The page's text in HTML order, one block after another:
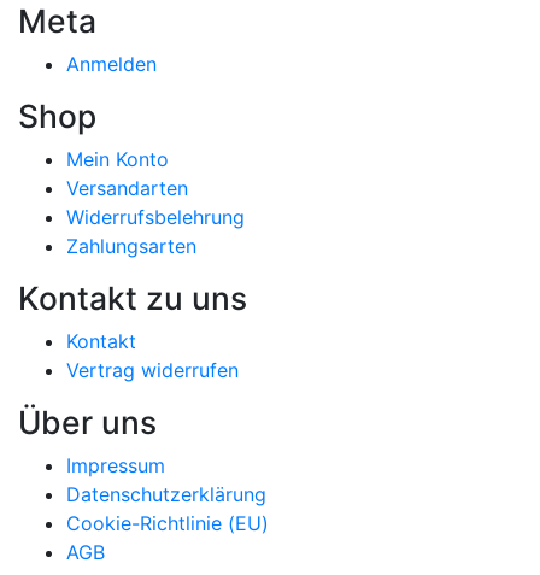
Meta
Anmelden
Shop
Mein Konto
Versandarten
Widerrufsbelehrung
Zahlungsarten
Kontakt zu uns
Kontakt
Vertrag widerrufen
Über uns
Impressum
Datenschutzerklärung
Cookie-Richtlinie (EU)
AGB